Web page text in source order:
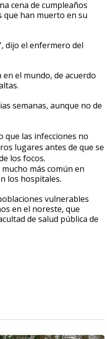
cena de cumpleaños
que han muerto en su
dijo el enfermero del
en el mundo, de acuerdo
semanas, aunque no de
que las infecciones no
lugares antes de que se
los focos.
más común en
los hospitales.
vulnerables
en el noreste, que
de salud pública de